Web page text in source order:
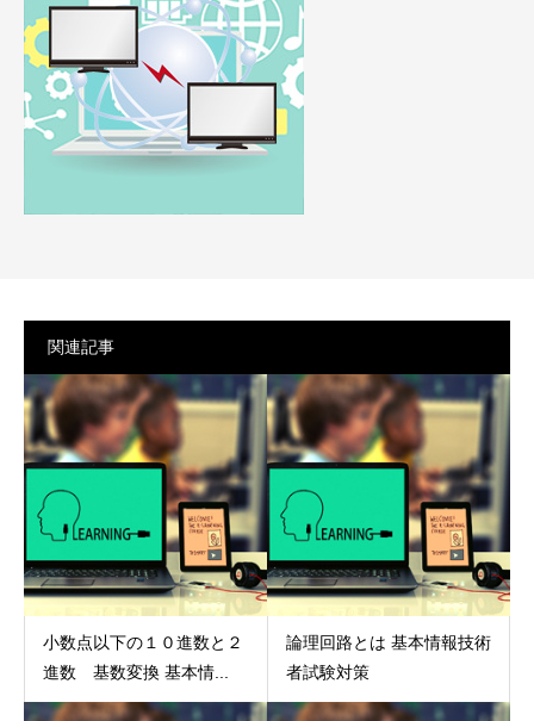
関連記事
小数点以下の１０進数と２
進数 基数変換 基本情...
論理回路とは 基本情報技術
者試験対策